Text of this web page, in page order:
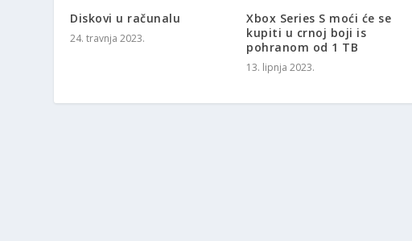
Diskovi u računalu
24. travnja 2023.
Xbox Series S moći će se
kupiti u crnoj boji is
pohranom od 1 TB
13. lipnja 2023.